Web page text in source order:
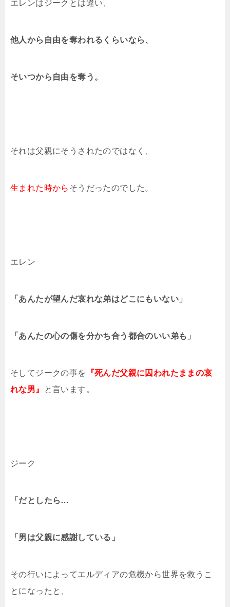
エレンはジークとは違い、
他人から自由を奪われるくらいなら、
そいつから自由を奪う。
それは父親にそうされたのではなく、
生まれた時から そうだったのでした。
エレン
「あんたが望んだ哀れな弟はどこにもいない」
「あんたの心の傷を分かち合う都合のいい弟も」
そしてジークの事を 『死んだ父親に囚われたままの哀
れな男』
と言います。
ジーク
「だとしたら…
「男は父親に感謝している」
その行いによってエルディアの危機から世界を救うこ
とになったと、